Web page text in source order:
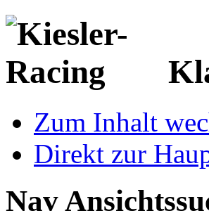
Zum Inhalt
Direkt zur
Nav